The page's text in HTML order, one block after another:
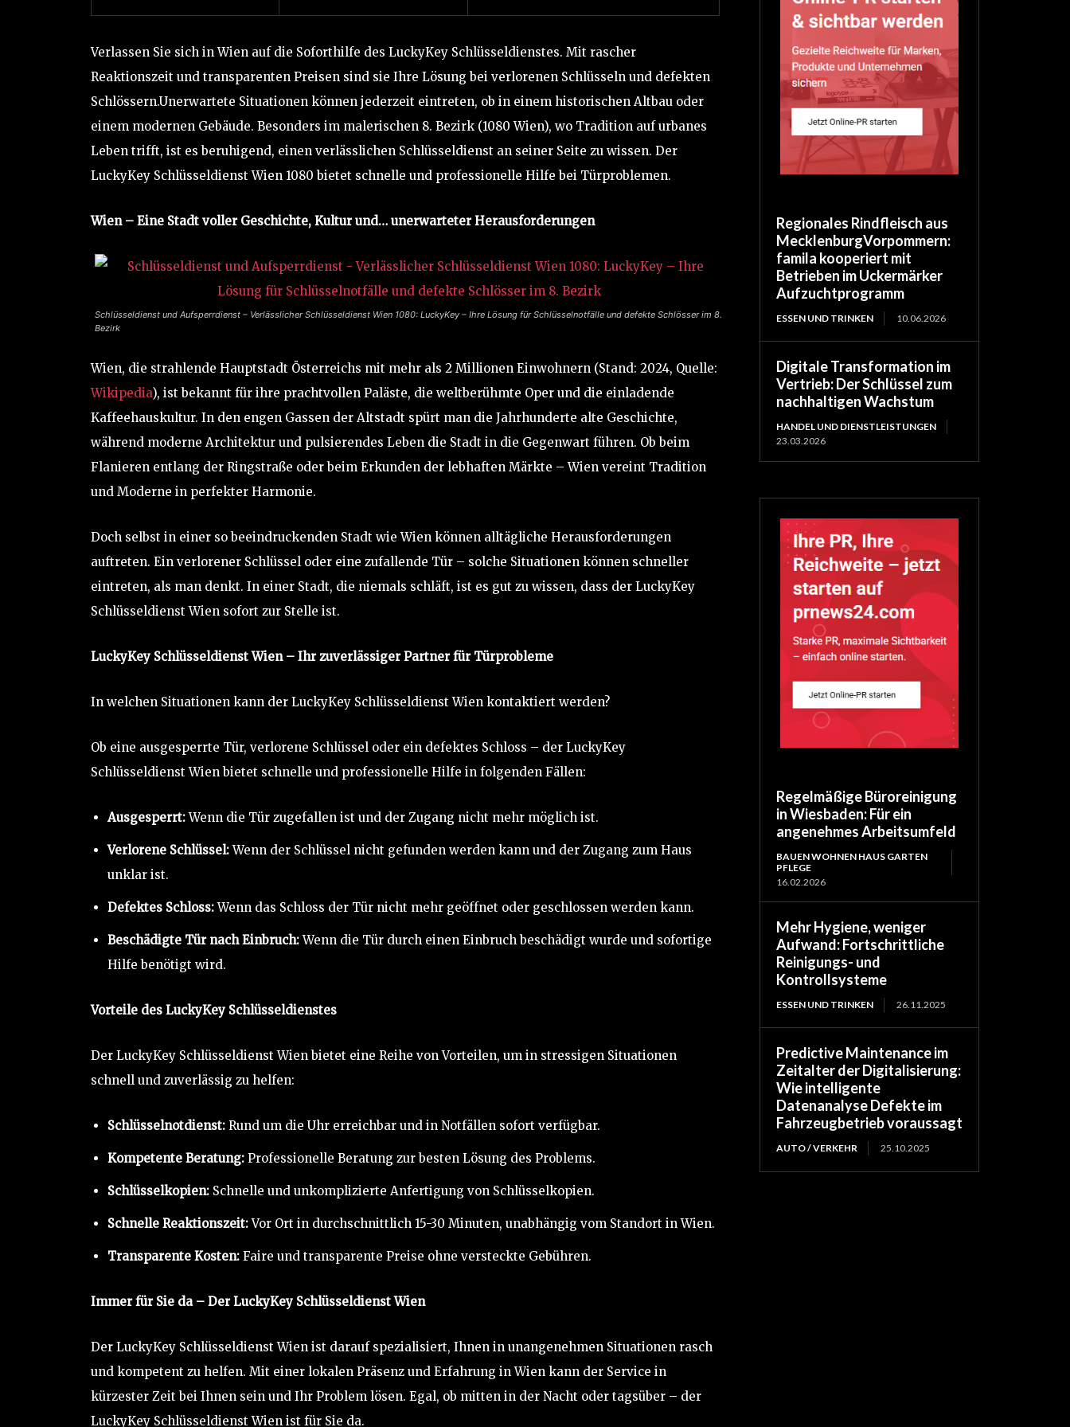
Verlassen Sie sich in Wien auf die Soforthilfe des LuckyKey Schlüsseldienstes. Mit rascher
Reaktionszeit und transparenten Preisen sind sie Ihre Lösung bei verlorenen Schlüsseln und defekten
Schlössern.Unerwartete Situationen können jederzeit eintreten, ob in einem historischen Altbau oder
einem modernen Gebäude. Besonders im malerischen 8. Bezirk (1080 Wien), wo Tradition auf urbanes
Leben trifft, ist es beruhigend, einen verlässlichen Schlüsseldienst an seiner Seite zu wissen. Der
LuckyKey Schlüsseldienst Wien 1080 bietet schnelle und professionelle Hilfe bei Türproblemen.
Wien – Eine Stadt voller Geschichte, Kultur und… unerwarteter Herausforderungen
Schlüsseldienst und Aufsperrdienst – Verlässlicher Schlüsseldienst Wien 1080: LuckyKey – Ihre Lösung für Schlüsselnotfälle und defekte Schlösser im 8.
Bezirk
Wien, die strahlende Hauptstadt Österreichs mit mehr als 2 Millionen Einwohnern (Stand: 2024, Quelle:
Wikipedia), ist bekannt für ihre prachtvollen Paläste, die weltberühmte Oper und die einladende
Kaffeehauskultur. In den engen Gassen der Altstadt spürt man die Jahrhunderte alte Geschichte,
während moderne Architektur und pulsierendes Leben die Stadt in die Gegenwart führen. Ob beim
Flanieren entlang der Ringstraße oder beim Erkunden der lebhaften Märkte – Wien vereint Tradition
und Moderne in perfekter Harmonie.
Doch selbst in einer so beeindruckenden Stadt wie Wien können alltägliche Herausforderungen
auftreten. Ein verlorener Schlüssel oder eine zufallende Tür – solche Situationen können schneller
eintreten, als man denkt. In einer Stadt, die niemals schläft, ist es gut zu wissen, dass der LuckyKey
Schlüsseldienst Wien sofort zur Stelle ist.
LuckyKey Schlüsseldienst Wien – Ihr zuverlässiger Partner für Türprobleme
In welchen Situationen kann der LuckyKey Schlüsseldienst Wien kontaktiert werden?
Ob eine ausgesperrte Tür, verlorene Schlüssel oder ein defektes Schloss – der LuckyKey
Schlüsseldienst Wien bietet schnelle und professionelle Hilfe in folgenden Fällen:
Ausgesperrt:Wenn die Tür zugefallen ist und der Zugang nicht mehr möglich ist.
Verlorene Schlüssel:Wenn der Schlüssel nicht gefunden werden kann und der Zugang zum Haus
unklar ist.
Defektes Schloss:Wenn das Schloss der Tür nicht mehr geöffnet oder geschlossen werden kann.
Beschädigte Tür nach Einbruch:Wenn die Tür durch einen Einbruch beschädigt wurde und sofortige
Hilfe benötigt wird.
Vorteile des LuckyKey Schlüsseldienstes
Der LuckyKey Schlüsseldienst Wien bietet eine Reihe von Vorteilen, um in stressigen Situationen
schnell und zuverlässig zu helfen:
Schlüsselnotdienst: Rund um die Uhr erreichbar und in Notfällen sofort verfügbar.
Kompetente Beratung: Professionelle Beratung zur besten Lösung des Problems.
Schlüsselkopien: Schnelle und unkomplizierte Anfertigung von Schlüsselkopien.
Schnelle Reaktionszeit:Vor Ort in durchschnittlich 15-30 Minuten, unabhängig vom Standort in Wien.
Transparente Kosten: Faire und transparente Preise ohne versteckte Gebühren.
Immer für Sie da – Der LuckyKey Schlüsseldienst Wien
Der LuckyKey Schlüsseldienst Wien ist darauf spezialisiert, Ihnen in unangenehmen Situationen rasch
und kompetent zu helfen. Mit einer lokalen Präsenz und Erfahrung in Wien kann der Service in
kürzester Zeit bei Ihnen sein und Ihr Problem lösen. Egal, ob mitten in der Nacht oder tagsüber – der
LuckyKey Schlüsseldienst Wien ist für Sie da.
Regionales Rindfleisch aus
MecklenburgVorpommern:
famila kooperiert mit
Betrieben im Uckermärker
Aufzuchtprogramm
ESSEN UND TRINKEN 10.06.2026
Digitale Transformation im
Vertrieb: Der Schlüssel zum
nachhaltigen Wachstum
HANDEL UND DIENSTLEISTUNGEN
23.03.2026
Regelmäßige Büroreinigung
in Wiesbaden: Für ein
angenehmes Arbeitsumfeld
BAUEN WOHNEN HAUS GARTEN
PFLEGE
16.02.2026
Mehr Hygiene, weniger
Aufwand: Fortschrittliche
Reinigungs- und
Kontrollsysteme
ESSEN UND TRINKEN 26.11.2025
Predictive Maintenance im
Zeitalter der Digitalisierung:
Wie intelligente
Datenanalyse Defekte im
Fahrzeugbetrieb voraussagt
AUTO / VERKEHR 25.10.2025